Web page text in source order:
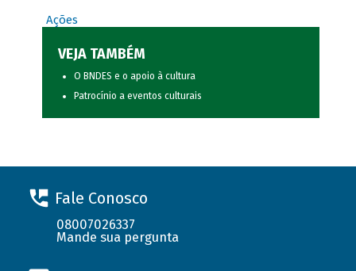
Ações
VEJA TAMBÉM
O BNDES e o apoio à cultura
Patrocínio a eventos culturais
Fale Conosco
08007026337
Mande sua pergunta